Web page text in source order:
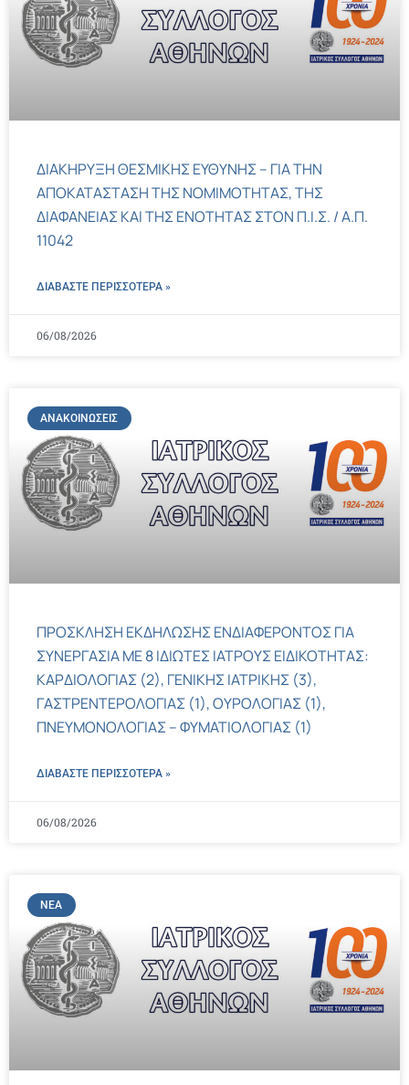
ΔΙΑΚΗΡΥΞΗ ΘΕΣΜΙΚΗΣ ΕΥΘΥΝΗΣ – ΓΙΑ ΤΗΝ
ΑΠΟΚΑΤΑΣΤΑΣΗ ΤΗΣ ΝΟΜΙΜΟΤΗΤΑΣ, ΤΗΣ
ΔΙΑΦΑΝΕΙΑΣ ΚΑΙ ΤΗΣ ΕΝΟΤΗΤΑΣ ΣΤΟΝ Π.Ι.Σ. / Α.Π.
11042
ΔΙΑΒΑΣΤΕ ΠΕΡΙΣΣΌΤΕΡΑ »
06/08/2026
ΑΝΑΚΟΙΝΏΣΕΙΣ
ΠΡΟΣΚΛΗΣΗ ΕΚΔΗΛΩΣΗΣ ΕΝΔΙΑΦΕΡΟΝΤΟΣ ΓΙΑ
ΣΥΝΕΡΓΑΣΙΑ ΜΕ 8 ΙΔΙΩΤΕΣ ΙΑΤΡΟΥΣ ΕΙΔΙΚΟΤΗΤΑΣ:
ΚΑΡΔΙΟΛΟΓΙΑΣ (2), ΓΕΝΙΚΗΣ ΙΑΤΡΙΚΗΣ (3),
ΓΑΣΤΡΕΝΤΕΡΟΛΟΓΙΑΣ (1), ΟΥΡΟΛΟΓΙΑΣ (1),
ΠΝΕΥΜΟΝΟΛΟΓΙΑΣ – ΦΥΜΑΤΙΟΛΟΓΙΑΣ (1)
ΔΙΑΒΑΣΤΕ ΠΕΡΙΣΣΌΤΕΡΑ »
06/08/2026
ΝΈΑ